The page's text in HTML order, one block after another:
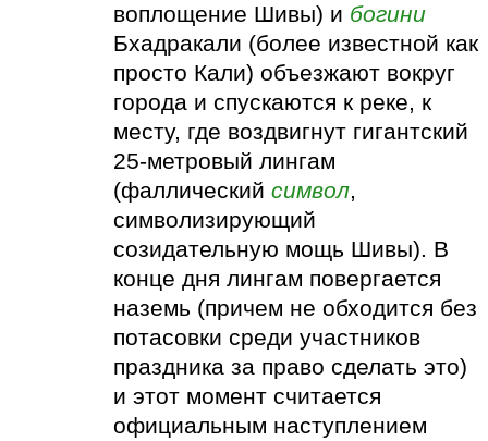
воплощение Шивы) и богини
Бхадракали (более известной как
просто Кали) объезжают вокруг
города и спускаются к реке, к
месту, где воздвигнут гигантский
25-метровый лингам
(фаллическийсимвол,
символизирующий
созидательную мощь Шивы). В
конце дня лингам повергается
наземь (причем не обходится без
потасовки среди участников
праздника за право сделать это)
и этот момент считается
официальным наступлением